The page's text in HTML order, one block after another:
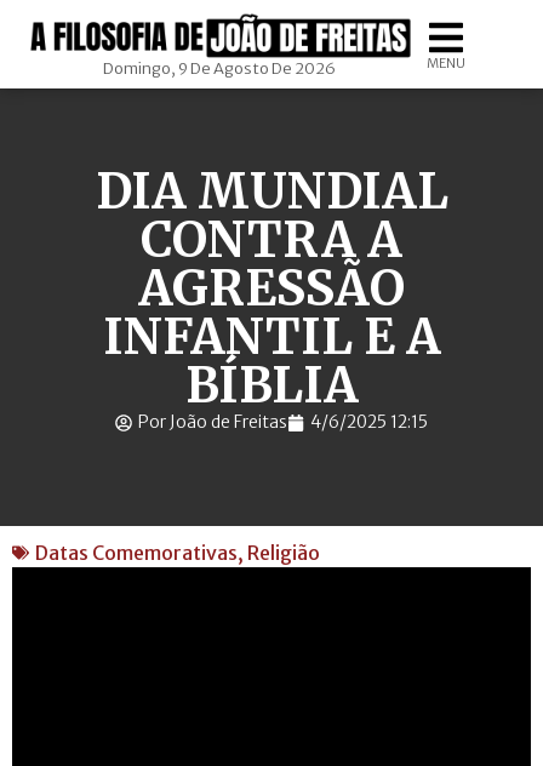
Domingo, 9 De Agosto De 2026 MENU
DIA MUNDIAL
CONTRA A
AGRESSÃO
INFANTIL E A
BÍBLIA
Por João de Freitas 4/6/2025 12:15
Datas Comemorativas, Religião